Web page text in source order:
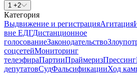
1 +2
Категория
Выдвижение и регистрацияАгитация
вне ЕДГДистанционное
голосованиеЗаконодательство
соцсетейМониторинг
телеэфираПартииПраймеризПрессинг
депутатовСудФальсификацииХод